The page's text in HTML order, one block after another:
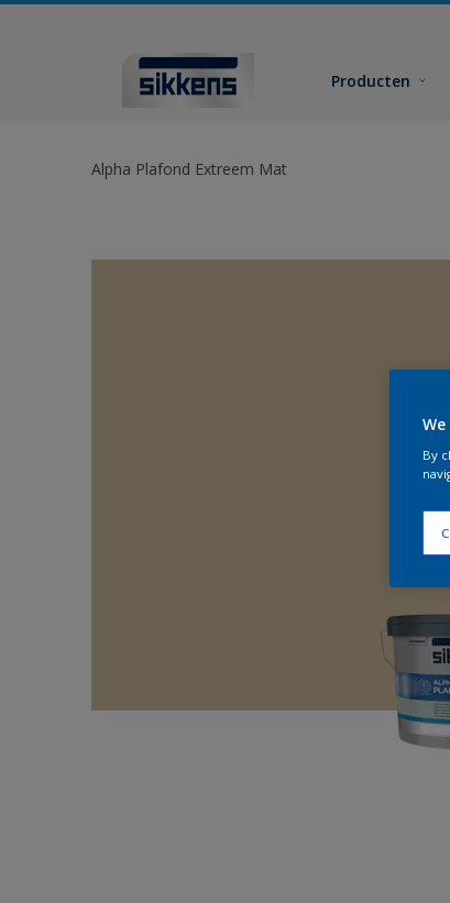
Producten
Alpha Plafond Extreem Mat
By